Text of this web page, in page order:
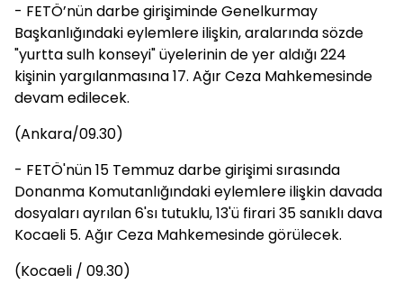
- FETÖ’nün darbe girişiminde Genelkurmay
Başkanlığındaki eylemlere ilişkin, aralarında sözde
"yurtta sulh konseyi" üyelerinin de yer aldığı 224
kişinin yargılanmasına 17. Ağır Ceza Mahkemesinde
devam edilecek.
(Ankara/09.30)
- FETÖ'nün 15 Temmuz darbe girişimi sırasında
Donanma Komutanlığındaki eylemlere ilişkin davada
dosyaları ayrılan 6'sı tutuklu, 13'ü firari 35 sanıklı dava
Kocaeli 5. Ağır Ceza Mahkemesinde görülecek.
(Kocaeli / 09.30)